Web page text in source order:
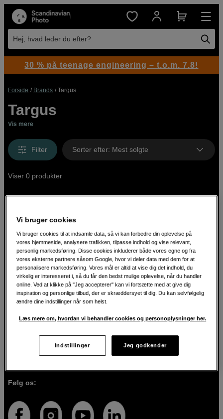
Hej, hvad leder du efter?
Forside Brands Targus
Targus
Vis mere
Filter Sorter efter: Mest solgte
Viser 0 produkter
For kreatøren siden 1982
Hos Scandinavian Photo har vi i over 40 år hjulpet kreative
mennesker med at realisere deres visioner inden for
fotografi, lyd, video, film, musik, kunst og teknologi. Vi
brænder for både teknologien og de mennesker, der
bruger den. Vi ved, at de rette værktøjer kan forvandle
idéer til virkelighed, og vi er her for at guide dig, så du
produkter af høj kvalitet tilbyder vi også personlig service.
Med vores ekspertise og engagement sikrer vi, at du får
Følg os:
30 % på teenage engineering – t.o.m. 7.8!
Vi bruger cookies
Vi bruger cookies til at indsamle data, så vi kan forbedre din oplevelse på
vores hjemmeside, analysere trafikken, tilpasse indhold og vise relevant,
personlig markedsføring. Disse cookies inkluderer både vores egne og fra
vores eksterne partnere såsom Google, hvor vi deler data med dem for at
personalisere markedsføring. Vores mål er altid at vise dig det indhold, du
virkelig er interesseret i, så du får den bedst mulige oplevelse, når du handler
online. Ved at klikke på "Jeg accepterer" kan vi fortsætte med at give dig
inspiration og personlige tilbud, der er skræddersyet til dig. Du kan selvfølgelig
ændre dine indstillinger når som helst.
Læs mere om, hvordan vi behandler cookies og personoplysninger her.
Indstillinger Jeg godkender